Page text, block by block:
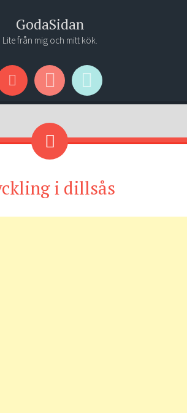
GodaSidan
Lite från mig och mitt kök.
i dillsås